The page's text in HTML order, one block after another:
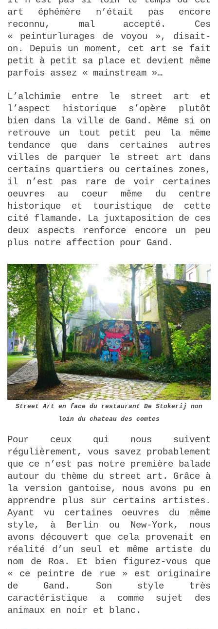
art éphémère n’était pas encore
reconnu, mal accepté. Ces
« peinturlurages de voyou », disait-
on. Depuis un moment, cet art se fait
petit à petit sa place et devient même
parfois assez « mainstream »…
L’alchimie entre le street art et
l’aspect historique s’opère plutôt
bien dans la ville de Gand. Même si on
retrouve un tout petit peu la même
tendance que dans certaines autres
villes de parquer le street art dans
certains quartiers ou certaines zones,
il n’est pas rare de voir certaines
oeuvres au coeur même du centre
historique et touristique de cette
cité flamande. La juxtaposition de ces
deux aspects renforce encore un peu
plus notre affection pour Gand.
Street Art en face du restaurant De Stokerij non
loin du chateau des comtes
Pour ceux qui nous suivent
régulièrement, vous savez probablement
que ce n’est pas notre première balade
autour du thème du street art. Grâce à
la version gantoise, nous avons pu en
apprendre plus sur certains artistes.
Ayant vu certaines oeuvres du même
style, à Berlin ou New-York, nous
avons découvert que cela provenait en
réalité d’un seul et même artiste du
nom de Roa. Et bien figurez-vous que
« ce peintre de rue » est originaire
de Gand. Son style très
caractéristique a comme sujet des
animaux en noir et blanc.